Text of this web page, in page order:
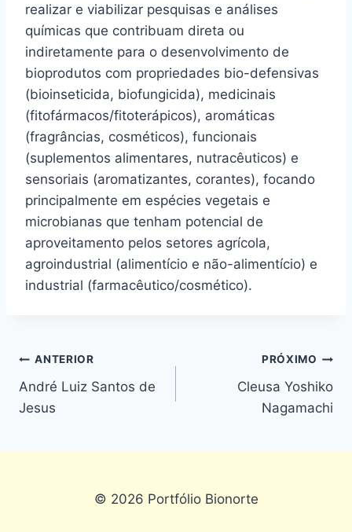
realizar e viabilizar pesquisas e análises
químicas que contribuam direta ou
indiretamente para o desenvolvimento de
bioprodutos com propriedades bio-defensivas
(bioinseticida, biofungicida), medicinais
(fitofármacos/fitoterápicos), aromáticas
(fragrâncias, cosméticos), funcionais
(suplementos alimentares, nutracêuticos) e
sensoriais (aromatizantes, corantes), focando
principalmente em espécies vegetais e
microbianas que tenham potencial de
aproveitamento pelos setores agrícola,
agroindustrial (alimentício e não-alimentício) e
industrial (farmacêutico/cosmético).
ANTERIOR
André Luiz Santos de
Jesus
PRÓXIMO
Cleusa Yoshiko
Nagamachi
© 2026 Portfólio Bionorte